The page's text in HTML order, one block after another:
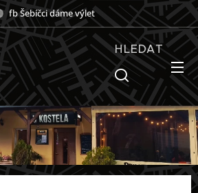
fb Šebíčci dáme výlet
HLEDAT